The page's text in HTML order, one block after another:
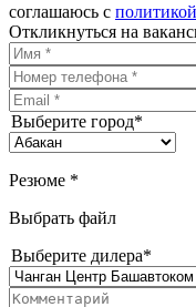
соглашаюсь с
Откликнуться на
Выберите город*
Резюме *
Выбрать файл
Выберите дилера*